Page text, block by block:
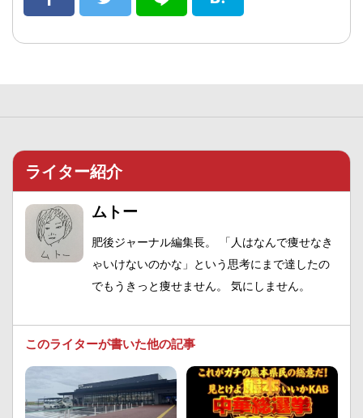
ライター紹介
ムトー
肥後ジャーナル編集長。 「人はなんで痩せなき
ゃいけないのかな」という思考にまで達したの
でもうきっと痩せません。 気にしません。
このライターが書いた他の記事